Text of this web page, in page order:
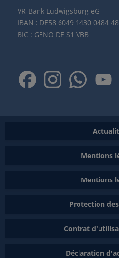
VR-Bank Ludwigsburg eG
IBAN : DE58 6049 1430 0484
BIC : GENO DE S1 VBB
Mentions
Mentions
Protection
Contrat
Déclaration